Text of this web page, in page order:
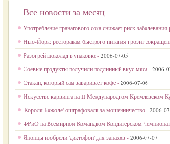
Все новости за месяц
Употребление гранатового сока снижает риск
Нью-Йорк: ресторанам быстрого питания грозит
Разогрей шоколад в упаковке - 2006-07-05
Соевые продукты получили подлинный вкус мяса - 2006-
Стакан, который сам заваривает кофе - 2006-07-06
Искусство карвинга на II Международном Кремлевском
'Короля Божоле' оштрафовали за мошенничество - 2006-
ФРиО на Всемирном Командном Кондитерском
Японцы изобрели 'диктофон' для запахов - 2006-07-07